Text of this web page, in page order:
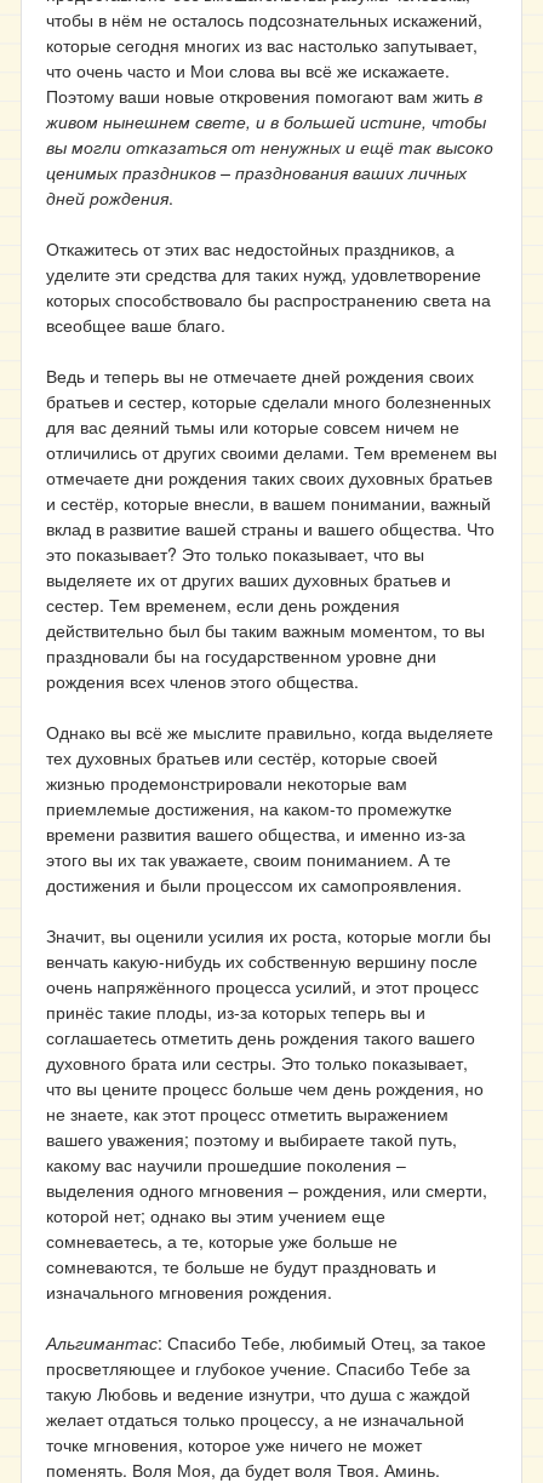
чтобы в нём не осталось подсознательных искажений,
которые сегодня многих из вас настолько запутывает,
что очень часто и Мои слова вы всё же искажаете.
Поэтому ваши новые откровения помогают вам жить в
живом нынешнем свете, и в большей истине, чтобы
вы могли отказаться от ненужных и ещё так высоко
ценимых праздников – празднования ваших личных
дней рождения.
Откажитесь от этих вас недостойных праздников, а
уделите эти средства для таких нужд, удовлетворение
которых способствовало бы распространению света на
всеобщее ваше благо.
Ведь и теперь вы не отмечаете дней рождения своих
братьев и сестер, которые сделали много болезненных
для вас деяний тьмы или которые совсем ничем не
отличились от других своими делами. Тем временем вы
отмечаете дни рождения таких своих духовных братьев
и сестёр, которые внесли, в вашем понимании, важный
вклад в развитие вашей страны и вашего общества. Что
это показывает? Это только показывает, что вы
выделяете их от других ваших духовных братьев и
сестер. Тем временем, если день рождения
действительно был бы таким важным моментом, то вы
праздновали бы на государственном уровне дни
рождения всех членов этого общества.
Однако вы всё же мыслите правильно, когда выделяете
тех духовных братьев или сестёр, которые своей
жизнью продемонстрировали некоторые вам
приемлемые достижения, на каком-то промежутке
времени развития вашего общества, и именно из-за
этого вы их так уважаете, своим пониманием. А те
достижения и были процессом их самопроявления.
Значит, вы оценили усилия их роста, которые могли бы
венчать какую-нибудь их собственную вершину после
очень напряжённого процесса усилий, и этот процесс
принёс такие плоды, из-за которых теперь вы и
соглашаетесь отметить день рождения такого вашего
духовного брата или сестры. Это только показывает,
что вы цените процесс больше чем день рождения, но
не знаете, как этот процесс отметить выражением
вашего уважения; поэтому и выбираете такой путь,
какому вас научили прошедшие поколения –
выделения одного мгновения – рождения, или смерти,
которой нет; однако вы этим учением еще
сомневаетесь, а те, которые уже больше не
сомневаются, те больше не будут праздновать и
изначального мгновения рождения.
Альгимантас: Спасибо Тебе, любимый Отец, за такое
просветляющее и глубокое учение. Спасибо Тебе за
такую Любовь и ведение изнутри, что душа с жаждой
желает отдаться только процессу, а не изначальной
точке мгновения, которое уже ничего не может
поменять. Воля Моя, да будет воля Твоя. Аминь.